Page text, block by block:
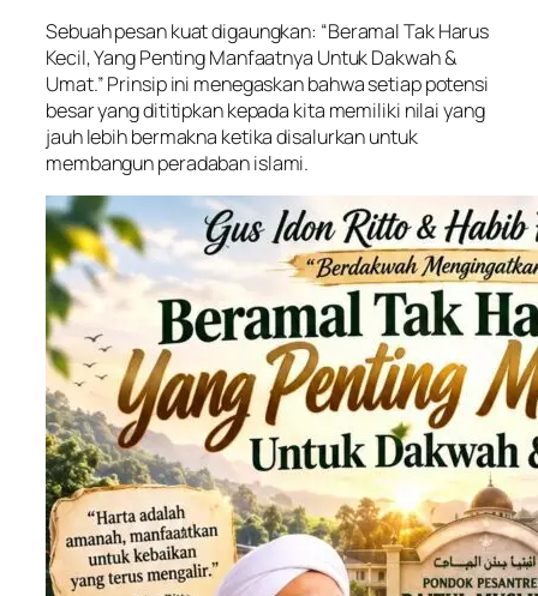
Sebuah pesan kuat digaungkan: “Beramal Tak Harus
Kecil, Yang Penting Manfaatnya Untuk Dakwah &
Umat.” Prinsip ini menegaskan bahwa setiap potensi
besar yang dititipkan kepada kita memiliki nilai yang
jauh lebih bermakna ketika disalurkan untuk
membangun peradaban islami.